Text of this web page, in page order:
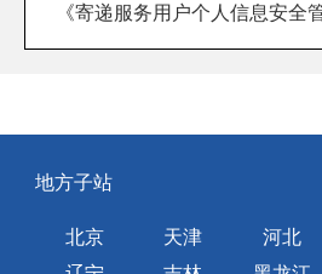
《寄递服务用户个人信息安全
地方子站
北京 天津 河北